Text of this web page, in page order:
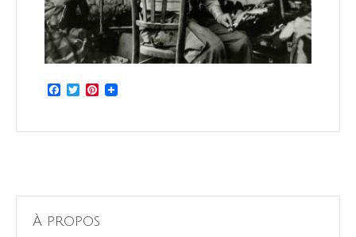
Facebook
TwitterPinterest
À propos